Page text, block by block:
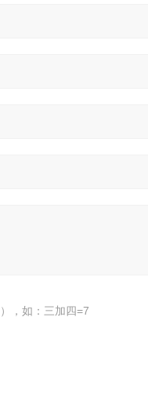
，如：三加四=7